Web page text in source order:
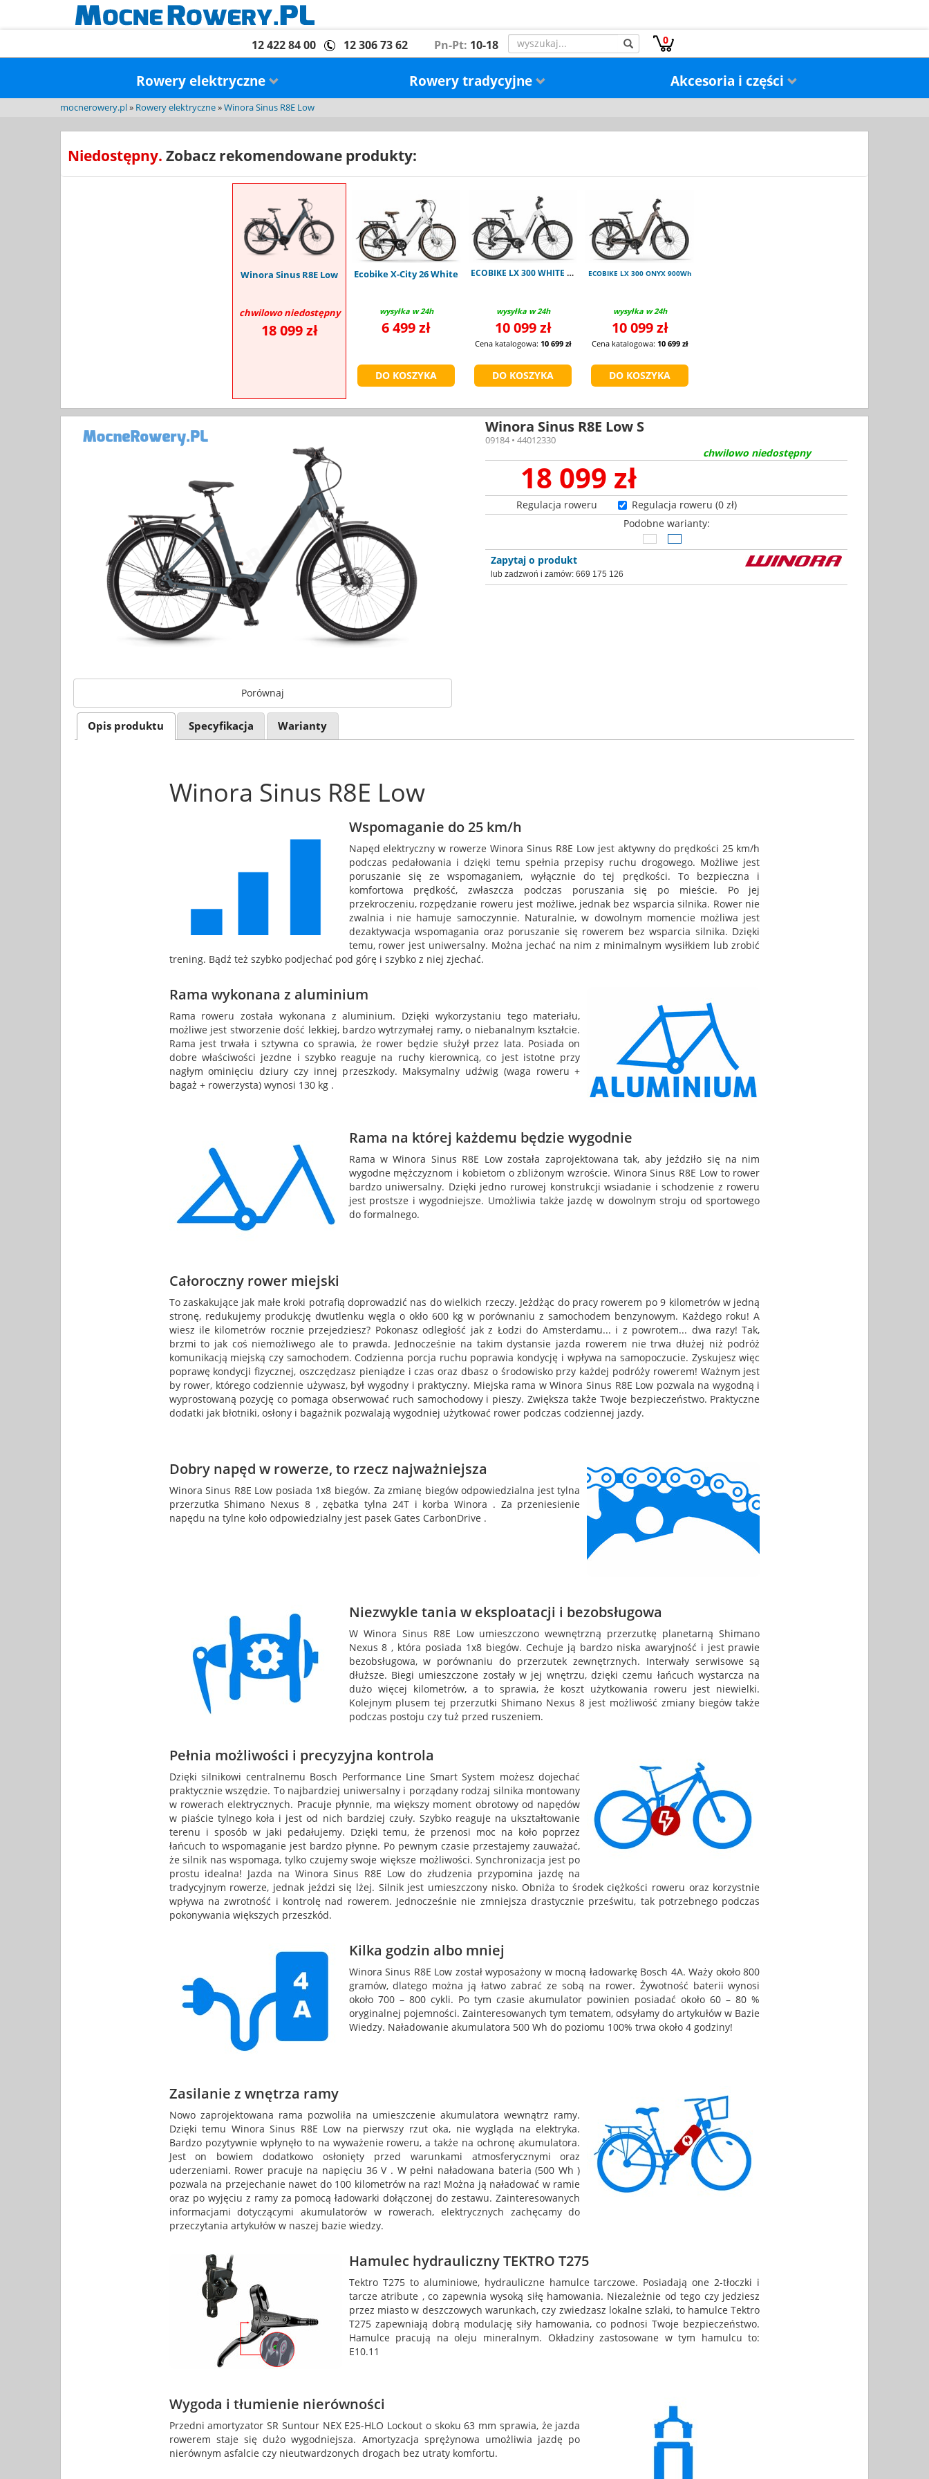
12 422 84 00 12 306 73 62 Pn-Pt: 10-18 0
Rowery elektryczne Rowery tradycyjne Akcesoria i części
mocnerowery.pl» Rowery elektryczne»Winora Sinus R8E Low
Niedostępny. Zobacz rekomendowane produkty:
Winora Sinus R8E Low
chwilowo niedostępny
18 099 zł
Ecobike X-City 26 White
wysyłka w 24h
6 499 zł
ECOBIKE LX 300 WHITE 900Wh
wysyłka w 24h
10 099 zł
Cena katalogowa: 10 699 zł
ECOBIKE LX 300 ONYX 900Wh
wysyłka w 24h
10 099 zł
Cena katalogowa: 10 699 zł
Porównaj
Winora Sinus R8E Low S
09184 • 44012330
chwilowo niedostępny
18 099 zł
Regulacja roweru
Regulacja roweru (0 zł)
Podobne warianty:
Zapytaj o produkt
lub zadzwoń i zamów: 669 175 126
Opis produktu Specyfikacja Warianty
Winora Sinus R8E Low
Wspomaganie do 25 km/h
Napęd elektryczny w rowerze Winora Sinus R8E Low jest aktywny do prędkości 25 km/h
podczas pedałowania i dzięki temu spełnia przepisy ruchu drogowego. Możliwe jest
poruszanie się ze wspomaganiem, wyłącznie do tej prędkości. To bezpieczna i
komfortowa prędkość, zwłaszcza podczas poruszania się po mieście. Po jej
przekroczeniu, rozpędzanie roweru jest możliwe, jednak bez wsparcia silnika. Rower nie
zwalnia i nie hamuje samoczynnie. Naturalnie, w dowolnym momencie możliwa jest
dezaktywacja wspomagania oraz poruszanie się rowerem bez wsparcia silnika. Dzięki
temu, rower jest uniwersalny. Można jechać na nim z minimalnym wysiłkiem lub zrobić
trening. Bądź też szybko podjechać pod górę i szybko z niej zjechać.
Rama wykonana z aluminium
Rama roweru została wykonana z aluminium. Dzięki wykorzystaniu tego materiału,
możliwe jest stworzenie dość lekkiej, bardzo wytrzymałej ramy, o niebanalnym kształcie.
Rama jest trwała i sztywna co sprawia, że rower będzie służył przez lata. Posiada on
dobre właściwości jezdne i szybko reaguje na ruchy kierownicą, co jest istotne przy
nagłym ominięciu dziury czy innej przeszkody. Maksymalny udźwig (waga roweru +
bagaż + rowerzysta) wynosi 130 kg .
Rama na której każdemu będzie wygodnie
Rama w Winora Sinus R8E Low została zaprojektowana tak, aby jeździło się na nim
wygodne mężczyznom i kobietom o zbliżonym wzroście. Winora Sinus R8E Low to rower
bardzo uniwersalny. Dzięki jedno rurowej konstrukcji wsiadanie i schodzenie z roweru
jest prostsze i wygodniejsze. Umożliwia także jazdę w dowolnym stroju od sportowego
do formalnego.
Całoroczny rower miejski
To zaskakujące jak małe kroki potrafią doprowadzić nas do wielkich rzeczy. Jeżdżąc do pracy rowerem po 9 kilometrów w jedną
stronę, redukujemy produkcję dwutlenku węgla o okło 600 kg w porównaniu z samochodem benzynowym. Każdego roku! A
wiesz ile kilometrów rocznie przejedziesz? Pokonasz odległość jak z Łodzi do Amsterdamu... i z powrotem... dwa razy! Tak,
brzmi to jak coś niemożliwego ale to prawda. Jednocześnie na takim dystansie jazda rowerem nie trwa dłużej niż podróż
komunikacją miejską czy samochodem. Codzienna porcja ruchu poprawia kondycję i wpływa na samopoczucie. Zyskujesz więc
poprawę kondycji fizycznej, oszczędzasz pieniądze i czas oraz dbasz o środowisko przy każdej podróży rowerem! Ważnym jest
by rower, którego codziennie używasz, był wygodny i praktyczny. Miejska rama w Winora Sinus R8E Low pozwala na wygodną i
wyprostowaną pozycję co pomaga obserwować ruch samochodowy i pieszy. Zwiększa także Twoje bezpieczeństwo. Praktyczne
dodatki jak błotniki, osłony i bagażnik pozwalają wygodniej użytkować rower podczas codziennej jazdy.
Dobry napęd w rowerze, to rzecz najważniejsza
Winora Sinus R8E Low posiada 1x8 biegów. Za zmianę biegów odpowiedzialna jest tylna
przerzutka Shimano Nexus 8 , zębatka tylna 24T i korba Winora . Za przeniesienie
napędu na tylne koło odpowiedzialny jest pasek Gates CarbonDrive .
Niezwykle tania w eksploatacji i bezobsługowa
W Winora Sinus R8E Low umieszczono wewnętrzną przerzutkę planetarną Shimano
Nexus 8 , która posiada 1x8 biegów. Cechuje ją bardzo niska awaryjność i jest prawie
bezobsługowa, w porównaniu do przerzutek zewnętrznych. Interwały serwisowe są
dłuższe. Biegi umieszczone zostały w jej wnętrzu, dzięki czemu łańcuch wystarcza na
dużo więcej kilometrów, a to sprawia, że koszt użytkowania roweru jest niewielki.
Kolejnym plusem tej przerzutki Shimano Nexus 8 jest możliwość zmiany biegów także
podczas postoju czy tuż przed ruszeniem.
Pełnia możliwości i precyzyjna kontrola
Dzięki silnikowi centralnemu Bosch Performance Line Smart System możesz dojechać
praktycznie wszędzie. To najbardziej uniwersalny i porządany rodzaj silnika montowany
w rowerach elektrycznych. Pracuje płynnie, ma większy moment obrotowy od napędów
w piaście tylnego koła i jest od nich bardziej czuły. Szybko reaguje na ukształtowanie
terenu i sposób w jaki pedałujemy. Dzięki temu, że przenosi moc na koło poprzez
łańcuch to wspomaganie jest bardzo płynne. Po pewnym czasie przestajemy zauważać,
że silnik nas wspomaga, tylko czujemy swoje większe możliwości. Synchronizacja jest po
prostu idealna! Jazda na Winora Sinus R8E Low do złudzenia przypomina jazdę na
tradycyjnym rowerze, jednak jeździ się lżej. Silnik jest umieszczony nisko. Obniża to środek ciężkości roweru oraz korzystnie
wpływa na zwrotność i kontrolę nad rowerem. Jednocześnie nie zmniejsza drastycznie prześwitu, tak potrzebnego podczas
pokonywania większych przeszkód.
Kilka godzin albo mniej
Winora Sinus R8E Low został wyposażony w mocną ładowarkę Bosch 4A. Waży około 800
gramów, dlatego można ją łatwo zabrać ze sobą na rower. Żywotność baterii wynosi
około 700 – 800 cykli. Po tym czasie akumulator powinien posiadać około 60 – 80 %
oryginalnej pojemności. Zainteresowanych tym tematem, odsyłamy do artykułów w Bazie
Wiedzy. Naładowanie akumulatora 500 Wh do poziomu 100% trwa około 4 godziny!
Zasilanie z wnętrza ramy
Nowo zaprojektowana rama pozwoliła na umieszczenie akumulatora wewnątrz ramy.
Dzięki temu Winora Sinus R8E Low na pierwszy rzut oka, nie wygląda na elektryka.
Bardzo pozytywnie wpłynęło to na wyważenie roweru, a także na ochronę akumulatora.
Jest on bowiem dodatkowo osłonięty przed warunkami atmosferycznymi oraz
uderzeniami. Rower pracuje na napięciu 36 V . W pełni naładowana bateria (500 Wh )
pozwala na przejechanie nawet do 100 kilometrów na raz! Można ją naładować w ramie
oraz po wyjęciu z ramy za pomocą ładowarki dołączonej do zestawu. Zainteresowanych
informacjami dotyczącymi akumulatorów w rowerach, elektrycznych zachęcamy do
przeczytania artykułów w naszej bazie wiedzy.
Hamulec hydrauliczny TEKTRO T275
Tektro T275 to aluminiowe, hydrauliczne hamulce tarczowe. Posiadają one 2-tłoczki i
tarcze atribute , co zapewnia wysoką siłę hamowania. Niezależnie od tego czy jedziesz
przez miasto w deszczowych warunkach, czy zwiedzasz lokalne szlaki, to hamulce Tektro
T275 zapewniają dobrą modulację siły hamowania, co podnosi Twoje bezpieczeństwo.
Hamulce pracują na oleju mineralnym. Okładziny zastosowane w tym hamulcu to:
E10.11
Wygoda i tłumienie nierówności
Przedni amortyzator SR Suntour NEX E25-HLO Lockout o skoku 63 mm sprawia, że jazda
rowerem staje się dużo wygodniejsza. Amortyzacja sprężynowa umożliwia jazdę po
nierównym asfalcie czy nieutwardzonych drogach bez utraty komfortu.